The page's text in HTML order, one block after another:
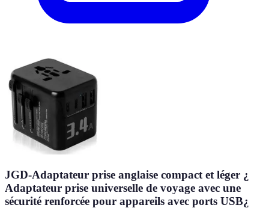
JGD-Adaptateur prise anglaise compact et léger ¿
Adaptateur prise universelle de voyage avec une
sécurité renforcée pour appareils avec ports USB¿